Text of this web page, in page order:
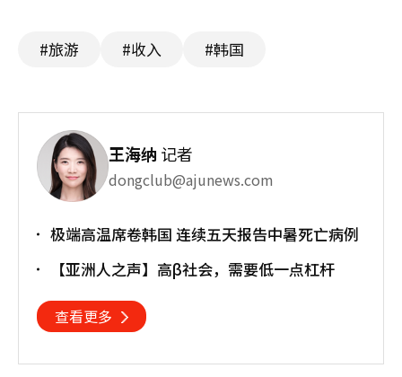
#旅游 #收入 #韩国
王海纳 记者
dongclub@ajunews.com
极端高温席卷韩国 连续五天报告中暑死亡病例
【亚洲人之声】高β社会，需要低一点杠杆
查看更多